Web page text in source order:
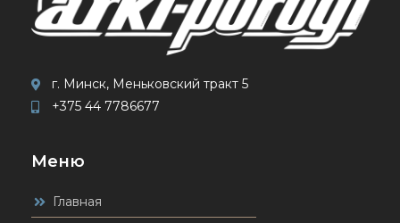
г. Минск, Меньковский тракт 5
+375 44 7786677
Меню
Главная